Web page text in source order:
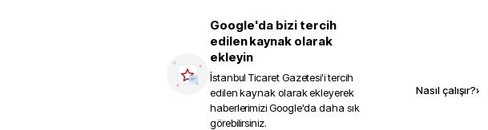
Google'da bizi tercih
edilen kaynak olarak
ekleyin
İstanbul Ticaret Gazetesi'i tercih
edilen kaynak olarak ekleyerek
haberlerimizi Google'da daha sık
görebilirsiniz.
Nasıl çalışır?›